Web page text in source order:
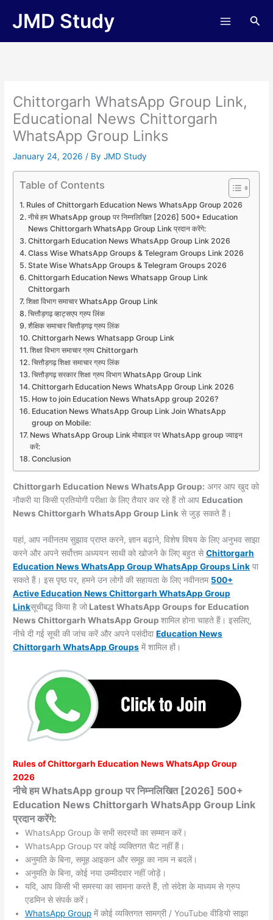
JMD Study
Chittorgarh WhatsApp Group Link,
Educational News Chittorgarh
WhatsApp Group Links
January 24, 2026/ ByJMD Study
Table of Contents
Rules of Chittorgarh Education News WhatsApp Group 2026
नीचे हम WhatsApp group पर निम्नलिखित [2026] 500+ Education
News Chittorgarh WhatsApp Group Link प्रदान करेंगे:
Chittorgarh Education News WhatsApp Group Link 2026
Class Wise WhatsApp Groups & Telegram Groups Link 2026
State Wise WhatsApp Groups & Telegram Groups 2026
Chittorgarh Education News Whatsapp Group Link
Chittorgarh
शिक्षा विभाग समाचार WhatsApp Group Link
चित्तौड़गढ़ व्हाट्सएप ग्रुप लिंक
शैक्षिक समाचार चित्तौड़गढ़ ग्रुप लिंक
Chittorgarh News Whatsapp Group Link
शिक्षा विभाग समाचार ग्रुप Chittorgarh
चित्तौड़गढ़ शिक्षा समाचार ग्रुप लिंक
चित्तौड़गढ़ सरकार शिक्षा ग्रुप विभाग WhatsApp Group Link
Chittorgarh Education News WhatsApp Group Link 2026
How to join Education News WhatsApp group 2026?
Education News WhatsApp Group Link Join WhatsApp
group on Mobile:
News WhatsApp Group Link मोबाइल पर WhatsApp group ज्वाइन
करें:
Conclusion
Chittorgarh Education News WhatsApp Group: अगर आप खुद को
नौकरी या किसी प्रतियोगी परीक्षा के लिए तैयार कर रहे हैं तो आप Education
News Chittorgarh WhatsApp Group Link से जुड़ सकते हैं।
यहां, आप नवीनतम सुझाव प्राप्त करने, ज्ञान बढ़ाने, विशेष विषय के लिए अनुभव साझा
करने और अपने सर्वोत्तम अध्ययन साथी को खोजने के लिए बहुत सेChittorgarh
Education News WhatsApp Group WhatsApp GroupsLink पा
सकते हैं। इस पृष्ठ पर, हमने उन लोगों की सहायता के लिए नवीनतम 500+
Active Education News Chittorgarh WhatsApp Group
Linkसूचीबद्ध किया है जो Latest WhatsApp Groups for Education
News Chittorgarh WhatsApp Groupशामिल होना चाहते हैं। इसलिए,
नीचे दी गई सूची की जांच करें और अपने पसंदीदाEducation News
Chittorgarh WhatsAppGroups में शामिल हों।
Rules ofChittorgarhEducation News WhatsApp Group
2026
नीचे हम WhatsApp group पर निम्नलिखित [2026] 500+
Education News Chittorgarh WhatsApp Group Link
प्रदान करेंगे:
WhatsApp Group के सभी सदस्यों का सम्मान करें।
WhatsApp Group पर कोई व्यक्तिगत चैट नहीं हैं।
अनुमति के बिना, समूह आइकन और समूह का नाम न बदलें।
अनुमति के बिना, कोई नया उम्मीदवार नहीं जोड़ें।
यदि, आप किसी भी समस्या का सामना करते हैं, तो संदेश के माध्यम से ग्रुप
एडमिन से संपर्क करें।
WhatsApp Group में कोई व्यक्तिगत सामग्री / YouTube वीडियो साझा